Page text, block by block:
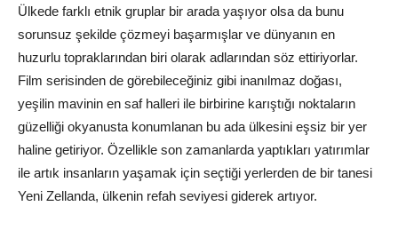
Ülkede farklı etnik gruplar bir arada yaşıyor olsa da bunu
sorunsuz şekilde çözmeyi başarmışlar ve dünyanın en
huzurlu topraklarından biri olarak adlarından söz ettiriyorlar.
Film serisinden de görebileceğiniz gibi inanılmaz doğası,
yeşilin mavinin en saf halleri ile birbirine karıştığı noktaların
güzelliği okyanusta konumlanan bu ada ülkesini eşsiz bir yer
haline getiriyor. Özellikle son zamanlarda yaptıkları yatırımlar
ile artık insanların yaşamak için seçtiği yerlerden de bir tanesi
Yeni Zellanda, ülkenin refah seviyesi giderek artıyor.